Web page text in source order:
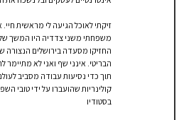
זיקתי לאוכל הגיעה לי מראשית
משפחתי משני צדדיה היו המשך
החזיקו מסעדה בירושלים הנצורה
הבריטי. אינני שף ואני לא מתיימר
תוך כדי נסיעות עבודה מסביב
קולינריות שהועברו על ידי טובי
בסטודיו